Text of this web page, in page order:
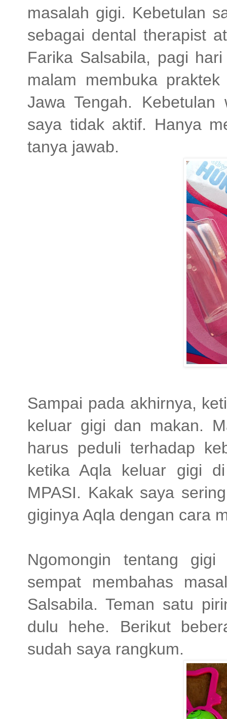
masalah gigi. Kebetulan
sebagai dental therapist
Farika Salsabila, pagi
malam membuka
Jawa Tengah.
saya tidak aktif. Hanya
tanya jawab.
Sampai pada akhirnya,
keluar gigi dan makan.
harus peduli terhadap
ketika Aqla keluar gigi
MPASI. Kakak saya
giginya Aqla dengan cara
Ngomongin tentang
sempat membahas
Salsabila. Teman satu
dulu hehe. Berikut
sudah saya rangkum.